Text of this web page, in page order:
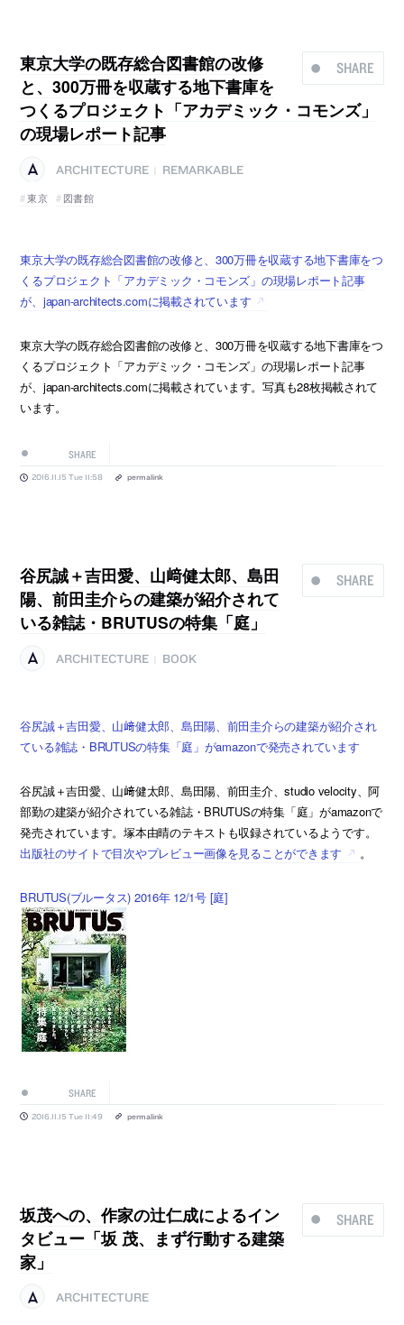
SHARE
東京大学の既存総合図書館の改修
と、300万冊を収蔵する地下書庫を
つくるプロジェクト「アカデミック・コモンズ」
の現場レポート記事
ARCHITECTURE
REMARKABLE
東京
図書館
東京大学の既存総合図書館の改修と、300万冊を収蔵する地下書庫をつ
くるプロジェクト「アカデミック・コモンズ」の現場レポート記事
が、japan-architects.comに掲載されています
東京大学の既存総合図書館の改修と、300万冊を収蔵する地下書庫をつ
くるプロジェクト「アカデミック・コモンズ」の現場レポート記事
が、japan-architects.comに掲載されています。写真も28枚掲載されて
います。
SHARE
2016.11.15 Tue 11:58 permalink
SHARE
谷尻誠＋吉田愛、山﨑健太郎、島田
陽、前田圭介らの建築が紹介されて
いる雑誌・BRUTUSの特集「庭」
ARCHITECTURE BOOK
谷尻誠＋吉田愛、山﨑健太郎、島田陽、前田圭介らの建築が紹介され
ている雑誌・BRUTUSの特集「庭」がamazonで発売されています
谷尻誠＋吉田愛、山﨑健太郎、島田陽、前田圭介、studio velocity、阿
部勤の建築が紹介されている雑誌・BRUTUSの特集「庭」がamazonで
発売されています。塚本由晴のテキストも収録されているようです。
出版社のサイトで目次やプレビュー画像を見ることができます
。
BRUTUS(ブルータス) 2016年 12/1号 [庭]
SHARE
2016.11.15 Tue 11:49 permalink
SHARE
坂茂への、作家の辻仁成によるイン
タビュー「坂 茂、まず行動する建築
家」
ARCHITECTURE